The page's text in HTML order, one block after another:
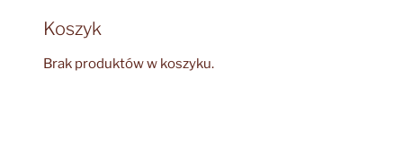
Koszyk
Brak produktów w koszyku.